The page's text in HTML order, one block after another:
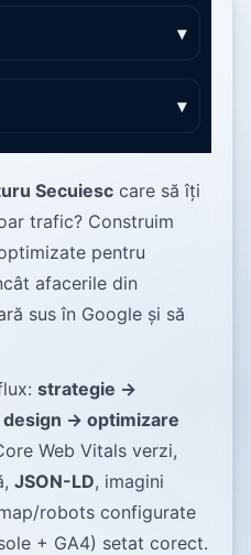
▾
▾
pe
Secuiesc care să îți
trafic? Construim
pentru
afacerile din
sus în Google și să
strategie →
→ optimizare
Web Vitals verzi,
JSON-LD, imagini
robots configurate
+ GA4) setat corect.